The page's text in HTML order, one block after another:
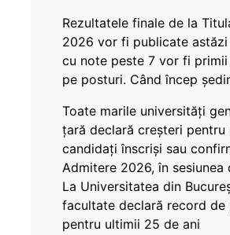
Rezultatele finale de la
2026 vor fi publicate
cu note peste 7 vor fi
pe posturi. Când încep
Toate marile universități
țară declară creșteri pentru
candidați înscriși sau
Admitere 2026, în sesiunea
La Universitatea din
facultate declară record
pentru ultimii 25 de ani